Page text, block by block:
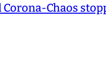
Chaos